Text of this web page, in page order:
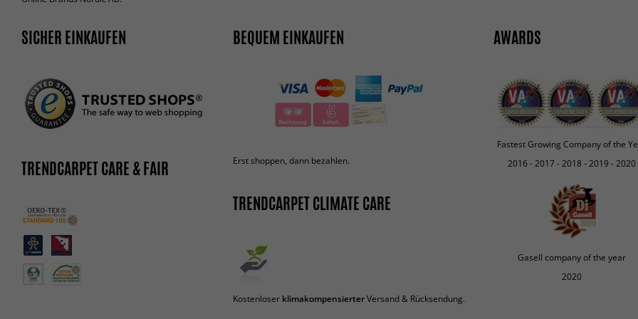
SICHER EINKAUFEN
TRENDCARPET CARE & FAIR
BEQUEM EINKAUFEN
Erst shoppen, dann bezahlen.
TRENDCARPET CLIMATE CARE
Kostenloser klimakompensierterVersand & Rücksendung.
AWARDS
Fastest Growing Company of the
2016 - 2017 - 2018 - 2019 - 2020
Gasell company of the year
2020